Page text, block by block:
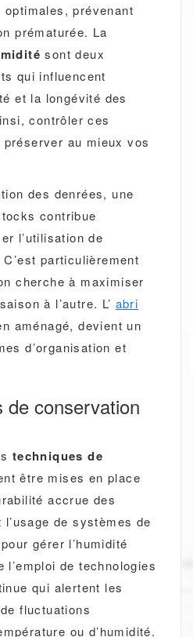
prévenant
prématurée. La
sont deux
qui influencent
et la longévité des
contrôler ces
au mieux vos
des denrées, une
contribue
l’utilisation de
particulièrement
cherche à maximiser
à l’autre. L’ abri
aménagé, devient un
d’organisation et
de conservation
techniques de
être mises en place
accrue des
de systèmes de
gérer l’humidité
de technologies
qui alertent les
fluctuations
ou d’humidité.